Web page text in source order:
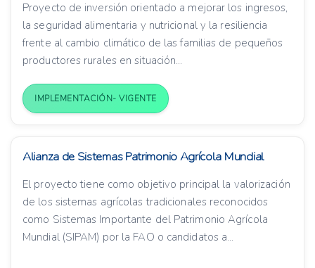
Proyecto de inversión orientado a mejorar los ingresos,
la seguridad alimentaria y nutricional y la resiliencia
frente al cambio climático de las familias de pequeños
productores rurales en situación...
IMPLEMENTACIÓN- VIGENTE
Alianza de Sistemas Patrimonio Agrícola Mundial
El proyecto tiene como objetivo principal la valorización
de los sistemas agrícolas tradicionales reconocidos
como Sistemas Importante del Patrimonio Agrícola
Mundial (SIPAM) por la FAO o candidatos a...